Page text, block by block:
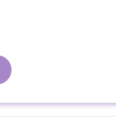
READ
MORE